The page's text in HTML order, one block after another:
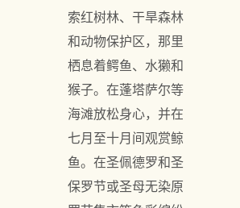
索红树林、干旱森林
和动物保护区，那里
栖息着鳄鱼、水獭和
猴子。在蓬塔萨尔等
海滩放松身心，并在
七月至十月间观赏鲸
鱼。在圣佩德罗和圣
保罗节或圣母无染原